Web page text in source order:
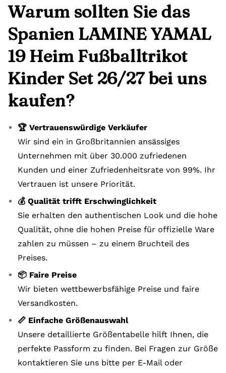
Warum sollten Sie das
Spanien LAMINE YAMAL
19 Heim Fußballtrikot
Kinder Set 26/27 bei uns
kaufen?
🏆 Vertrauenswürdige Verkäufer
Wir sind ein in Großbritannien ansässiges
Unternehmen mit über 30.000 zufriedenen
Kunden und einer Zufriedenheitsrate von 99%. Ihr
Vertrauen ist unsere Priorität.
💰 Qualität trifft Erschwinglichkeit
Sie erhalten den authentischen Look und die hohe
Qualität, ohne die hohen Preise für offizielle Ware
zahlen zu müssen – zu einem Bruchteil des
Preises.
📦 Faire Preise
Wir bieten wettbewerbsfähige Preise und faire
Versandkosten.
📏 Einfache Größenauswahl
Unsere detaillierte Größentabelle hilft Ihnen, die
perfekte Passform zu finden. Bei Fragen zur Größe
kontaktieren Sie uns bitte per E-Mail oder